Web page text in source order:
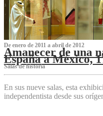
De enero de 2011 a abril de 2012
Amanecer de una
España a México,
Salas de historia
En sus nueve salas, esta
independentista desde sus